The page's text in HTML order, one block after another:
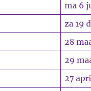
ma 6
za 19
28
29
27